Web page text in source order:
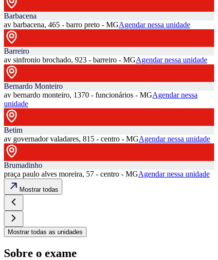
Barbacena
av barbacena, 465 - barro preto - MGAgendar nessa unidade
Barreiro
av sinfronio brochado, 923 - barreiro - MGAgendar nessa unidade
Bernardo Monteiro
av bernardo monteiro, 1370 - funcionários - MGAgendar nessa
unidade
Betim
av governador valadares, 815 - centro - MGAgendar nessa unidade
Brumadinho
praça paulo alves moreira, 57 - centro - MGAgendar nessa unidade
Mostrar todas
Mostrar todas as unidades
Sobre o exame